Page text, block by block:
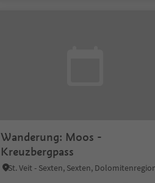
Wanderung: Moos -
Kreuzbergpass